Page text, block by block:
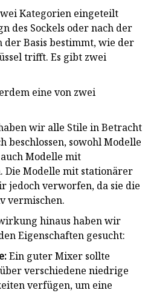
Kategorien eingeteilt
des Sockels oder nach der
der Basis bestimmt, wie der
trifft. Es gibt zwei
eine von zwei
wir alle Stile in Betracht
beschlossen, sowohl Modelle
Modelle mit
Die Modelle mit stationärer
jedoch verworfen, da sie die
vermischen.
hinaus haben wir
Eigenschaften gesucht:
Ein guter Mixer sollte
verschiedene niedrige
verfügen, um eine